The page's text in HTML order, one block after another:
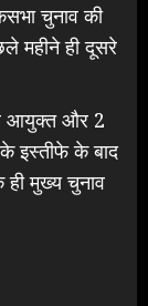
चुनाव की
महीने ही दूसरे
आयुक्त और 2
इस्तीफे के बाद
मुख्य चुनाव